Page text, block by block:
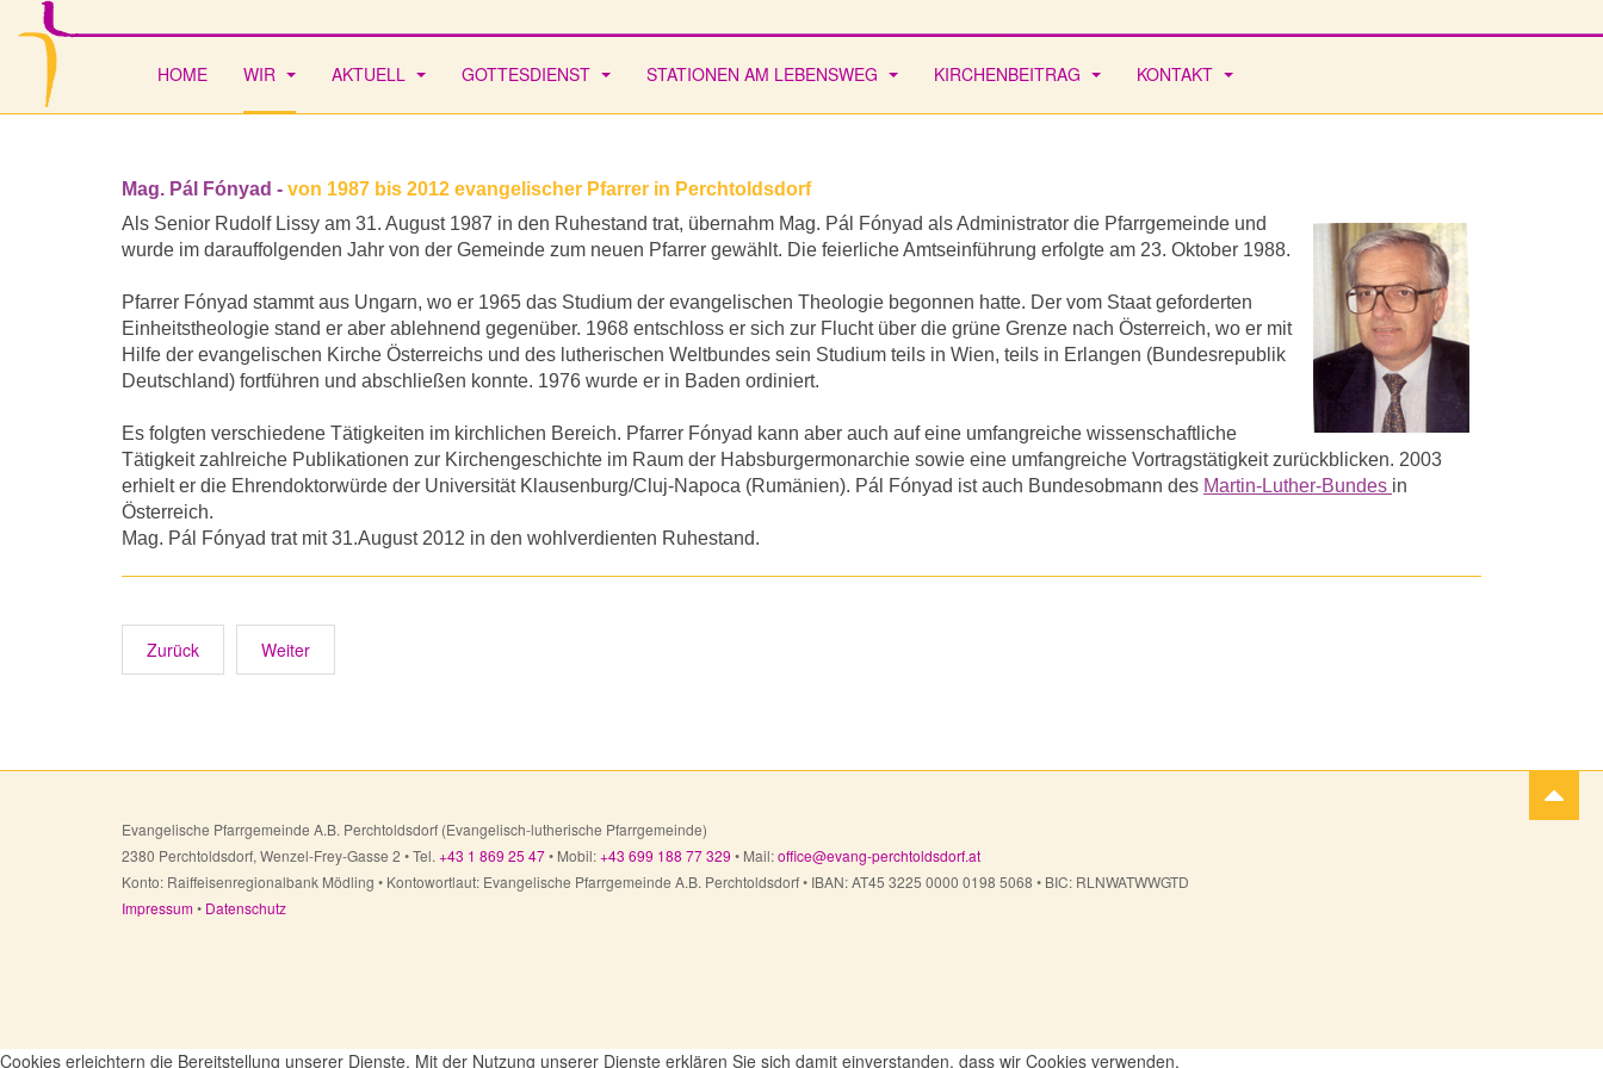
HOME WIR AKTUELL GOTTESDIENST STATIONEN AM LEBENSWEG KIRCHENBEITRAG KONTAKT
Mag. Pál Fónyad - von 1987 bis 2012 evangelischer Pfarrer in Perchtoldsdorf
Als Senior Rudolf Lissy am 31. August 1987 in den Ruhestand trat, übernahm Mag. Pál Fónyad als Administrator die Pfarrgemeinde und
wurde im darauffolgenden Jahr von der Gemeinde zum neuen Pfarrer gewählt. Die feierliche Amtseinführung erfolgte am 23. Oktober 1988.
Pfarrer Fónyad stammt aus Ungarn, wo er 1965 das Studium der evangelischen Theologie begonnen hatte. Der vom Staat geforderten
Einheitstheologie stand er aber ablehnend gegenüber. 1968 entschloss er sich zur Flucht über die grüne Grenze nach Österreich, wo er mit
Hilfe der evangelischen Kirche Österreichs und des lutherischen Weltbundes sein Studium teils in Wien, teils in Erlangen (Bundesrepublik
Deutschland) fortführen und abschließen konnte. 1976 wurde er in Baden ordiniert.
Es folgten verschiedene Tätigkeiten im kirchlichen Bereich. Pfarrer Fónyad kann aber auch auf eine umfangreiche wissenschaftliche
Tätigkeit zahlreiche Publikationen zur Kirchengeschichte im Raum der Habsburgermonarchie sowie eine umfangreiche Vortragstätigkeit zurückblicken. 2003
erhielt er die Ehrendoktorwürde der Universität Klausenburg/Cluj-Napoca (Rumänien). Pál Fónyad ist auch Bundesobmann des Martin-Luther-Bundes in
Österreich.
Mag. Pál Fónyad trat mit 31.August 2012 in den wohlverdienten Ruhestand.
Zurück Weiter
Evangelische Pfarrgemeinde A.B. Perchtoldsdorf (Evangelisch-lutherische Pfarrgemeinde)
2380 Perchtoldsdorf, Wenzel-Frey-Gasse 2 • Tel. +43 1 869 25 47• Mobil:+43 699 188 77 329 • Mail:office@evang-perchtoldsdorf.at
Konto: Raiffeisenregionalbank Mödling • Kontowortlaut: Evangelische Pfarrgemeinde A.B. Perchtoldsdorf • IBAN: AT45 3225 0000 0198 5068 • BIC: RLNWATWWGTD
Impressum• Datenschutz
Cookies erleichtern die Bereitstellung unserer Dienste. Mit der Nutzung unserer Dienste erklären Sie sich damit einverstanden, dass wir Cookies verwenden.